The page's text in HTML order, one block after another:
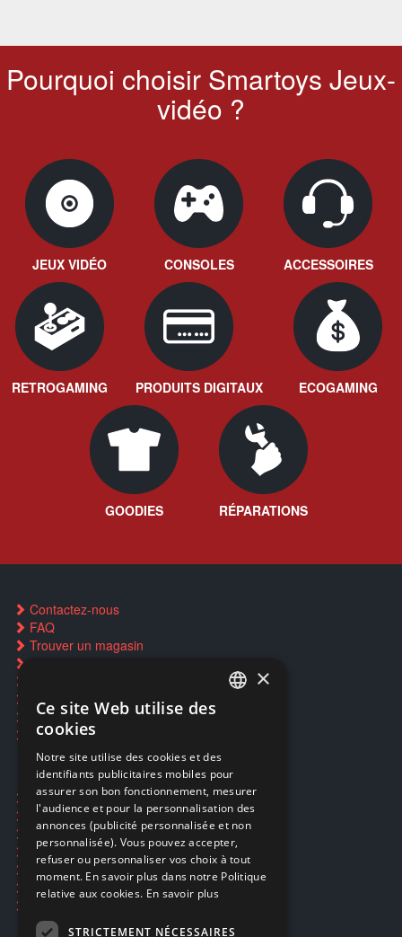
Pourquoi choisir Smartoys Jeux-
vidéo ?
JEUX VIDÉO CONSOLES ACCESSOIRES
RETROGAMING PRODUITS DIGITAUX ECOGAMING
GOODIES RÉPARATIONS
Contactez-nous
FAQ
Trouver un magasin
Restauration CD griffés
Réparations & SAV
Smartpoints
Ecogaming
Expédition & retours
Confidentialité
Conditions générales
EA Sport UFC 6
Call of Duty: Modern Warfare 4
Rachat et revente de jeux en cash
ENGLISH
×
Ce site Web utilise des
cookies
Notre site utilise des cookies et des
identifiants publicitaires mobiles pour
assurer son bon fonctionnement, mesurer
l'audience et pour la personnalisation des
annonces (publicité personnalisée et non
personnalisée). Vous pouvez accepter,
refuser ou personnaliser vos choix à tout
moment. En savoir plus dans notre Politique
relative aux cookies. En savoir plus
STRICTEMENT NÉCESSAIRES